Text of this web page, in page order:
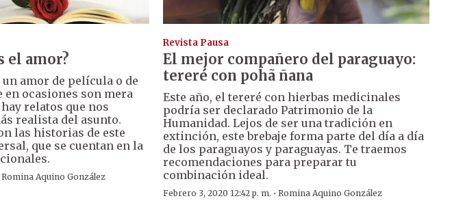
el amor?
amor de película o de
en ocasiones son mera
relatos que nos
realista del asunto.
las historias de este
que se cuentan en la
Romina Aquino González
Revista Pausa
El mejor compañero del paraguayo:
tereré con pohã ñana
Este año, el tereré con hierbas medicinales
podría ser declarado Patrimonio de la
Humanidad. Lejos de ser una tradición en
extinción, este brebaje forma parte del día a día
de los paraguayos y paraguayas. Te traemos
recomendaciones para preparar tu
combinación ideal.
Febrero 3, 2020 12:42 p. m. · Romina Aquino González